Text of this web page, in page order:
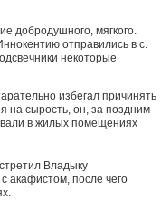
добродушного, мягкого.
отправились в с.
некоторые
избегал причинять
на сырость, он, за поздним
в жилых помещениях
Владыку
акафистом, после чего